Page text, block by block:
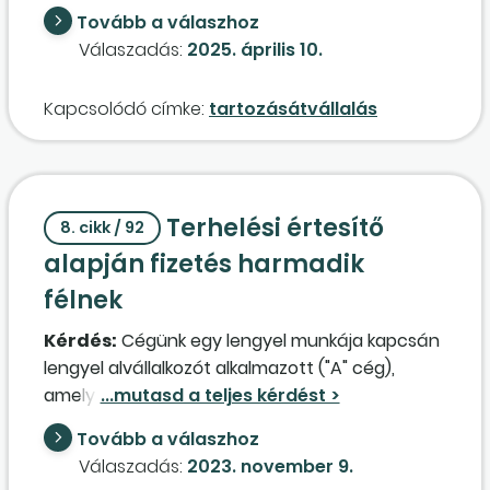
lehet adómentesen használni „A” cégben? Pl.
szállítói kötelezettségek vagy
adókötelezettség kiegyenlítésére? „B” cég nem
lehetőségei vannak adómentesen a pénz
kihelyezésére, és „B” cégnek a gazdasági
tevékenysége során való felhasználására? Ha
terheli „A” és „B” céget a fenti kötelezettségek
kifizetésekor?
Tovább a válaszhoz
Válaszadás: 2025. április 10.
Kapcsolódó címke: tartozásátvállalás
8. cikk / 92
Terhelési értesítő
alapján fizetés harmadik
félnek
Kérdés: Cégünk egy lengyel munkája kapcsán
lengyel alvállalkozót alkalmazott ("A" cég),
amely a kivitelezéshez további alvállalkozót ("B"
cég) bízott meg. Az "A" cég nehéz gazdasági
helyzetbe került, így nem tudta kifizetni az
alvállalkozóját. A lengyel megrendelőnk a
Tovább a válaszhoz
Válaszadás: 2023. november 9.